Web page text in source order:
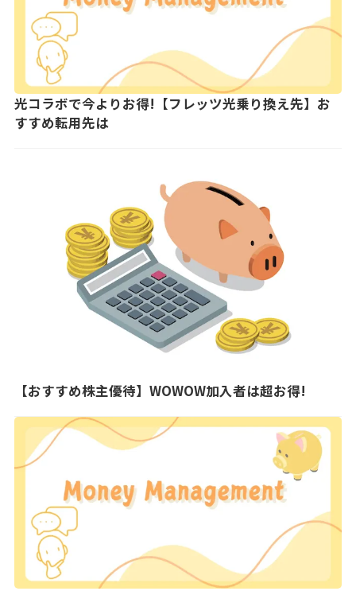
光コラボで今よりお得!【フレッツ光乗り換え先】お
すすめ転用先は
【おすすめ株主優待】WOWOW加入者は超お得!